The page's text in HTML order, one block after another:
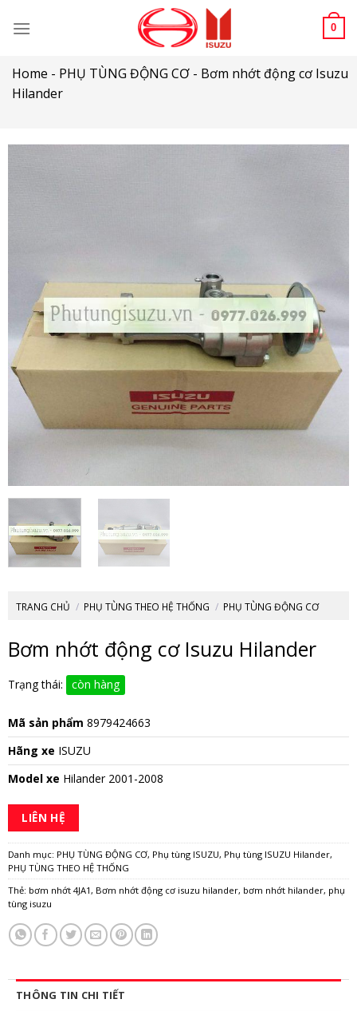
0
Home - PHỤ TÙNG ĐỘNG CƠ - Bơm nhớt động cơ Isuzu
Hilander
TRANG CHỦ / PHỤ TÙNG THEO HỆ THỐNG / PHỤ TÙNG ĐỘNG CƠ
Bơm nhớt động cơ Isuzu Hilander
Trạng thái: còn hàng
Mã sản phẩm 8979424663
Hãng xe ISUZU
Model xe Hilander 2001-2008
LIÊN HỆ
Danh mục: PHỤ TÙNG ĐỘNG CƠ, Phụ tùng ISUZU, Phụ tùng ISUZU Hilander,
PHỤ TÙNG THEO HỆ THỐNG
Thẻ: bơm nhớt 4JA1 , Bơm nhớt động cơ isuzu hilander, bơm nhớt hilander, phụ
tùng isuzu
THÔNG TIN CHI TIẾT